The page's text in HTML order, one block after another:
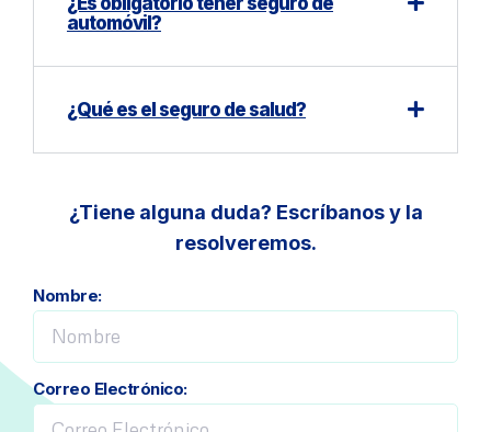
automóvil?
¿Qué es el seguro de salud?
¿Tiene alguna duda? Escríbanos y la
resolveremos.
Nombre:
Correo Electrónico: